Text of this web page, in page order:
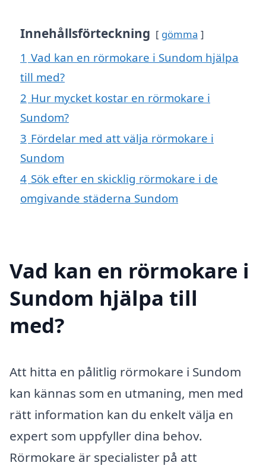
Innehållsförteckning gömma
1 Vad kan en rörmokare i Sundom hjälpa
till med?
2 Hur mycket kostar en rörmokare i
Sundom?
3 Fördelar med att välja rörmokare i
Sundom
4 Sök efter en skicklig rörmokare i de
omgivande städerna Sundom
Vad kan en rörmokare i
Sundom hjälpa till
med?
Att hitta en pålitlig rörmokare i Sundom
kan kännas som en utmaning, men med
rätt information kan du enkelt välja en
expert som uppfyller dina behov.
Rörmokare är specialister på att